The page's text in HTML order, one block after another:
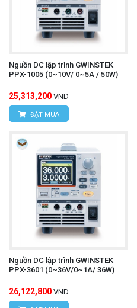
Nguồn DC lập trình GWINSTEK
PPX-1005 (0~10V/ 0~5A / 50W)
25,313,200 VND
ĐẶT MUA
Nguồn DC lập trình GWINSTEK
PPX-3601 (0~36V/0~1A/ 36W)
26,122,800 VND